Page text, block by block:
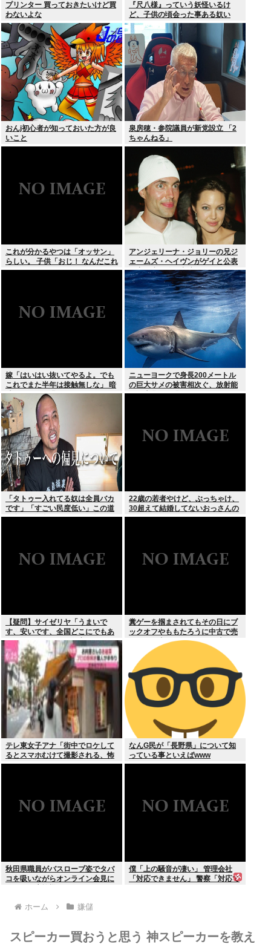
プリンター 買っておきたいけど買
わないよな
『尺八様』っていう妖怪いるけ
ど、子供の頃会った事ある奴い
る？？
おんj初心者が知っておいた方が良
いこと
泉房穂・参院議員が新党設立 「2
ちゃんねる」
これが分かるやつは「オッサン」
らしい。 子供「おじ！ なんだこれ
は！」
アンジェリーナ・ジョリーの兄ジ
ェームズ・ヘイヴンがゲイと公表
元妻の生配信に出演しカミングア
ウト ヤフコメ「顔見ればわかる」
嫁「はいはい抜いてやるよ。でも
これでまた半年は接触無しな」 暗
黙のこれツラ過ぎるだろ
ニューヨークで身長200メートル
の巨大サメの被害相次ぐ、放射能
で巨大化した恐れ、Yahooニュー
「タトゥー入れてる奴は全員バカ
です」「すごい民度低い」この道
23年の彫り師YouTuberの動画が
22歳の若者やけど、ぶっちゃけ、
30超えて結婚してないおっさんの
こと見下してる
【疑問】サイゼリヤ「うまいで
す、安いです、全国どこにでもあ
ります」←こいつの弱点
糞ゲーを掴まされてもその日にブ
ックオフやももたろうに中古で売
りつける事ができなくなる時代に
テレ東女子アナ「街中でロケして
るとスマホむけて撮影される、怖
いからやめてね」
なんG民が「長野県」について知
っている事といえばwww
秋田県職員がバスローブ姿でタバ
コを吸いながらオンライン会見に
僕「上の騒音が凄い」 管理会社
「対応できません」 警察「対応で
ホーム 嫌儲
スピーカー買おうと思う 神スピーカーを教え